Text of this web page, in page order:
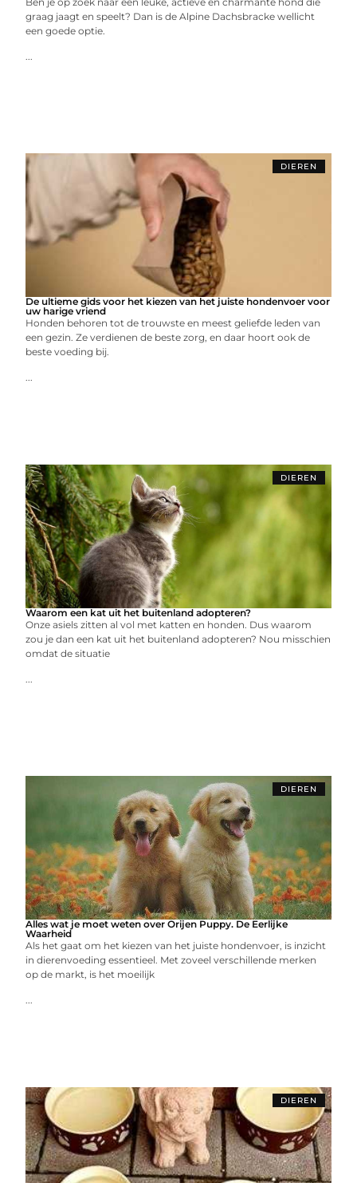
graag jaagt en speelt? Dan is de Alpine Dachsbracke wellicht
een goede optie.
...
DIEREN
De ultieme gids voor het kiezen van het juiste hondenvoer voor
uw harige vriend
Honden behoren tot de trouwste en meest geliefde leden van
een gezin. Ze verdienen de beste zorg, en daar hoort ook de
beste voeding bij.
...
DIEREN
Waarom een kat uit het buitenland adopteren?
Onze asiels zitten al vol met katten en honden. Dus waarom
zou je dan een kat uit het buitenland adopteren? Nou misschien
omdat de situatie
...
DIEREN
Alles wat je moet weten over Orijen Puppy. De Eerlijke
Waarheid
Als het gaat om het kiezen van het juiste hondenvoer, is inzicht
in dierenvoeding essentieel. Met zoveel verschillende merken
op de markt, is het moeilijk
...
DIEREN